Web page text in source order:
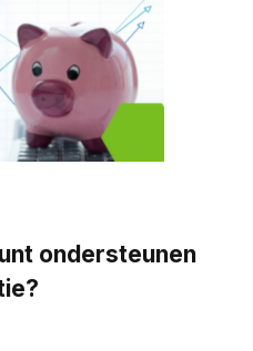
ondersteunen